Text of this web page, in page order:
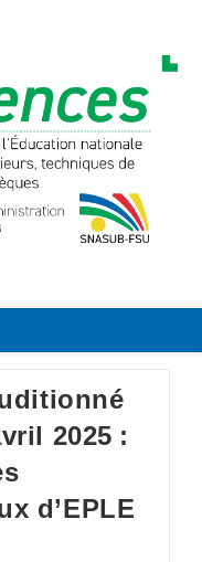
2025 :
d’EPLE